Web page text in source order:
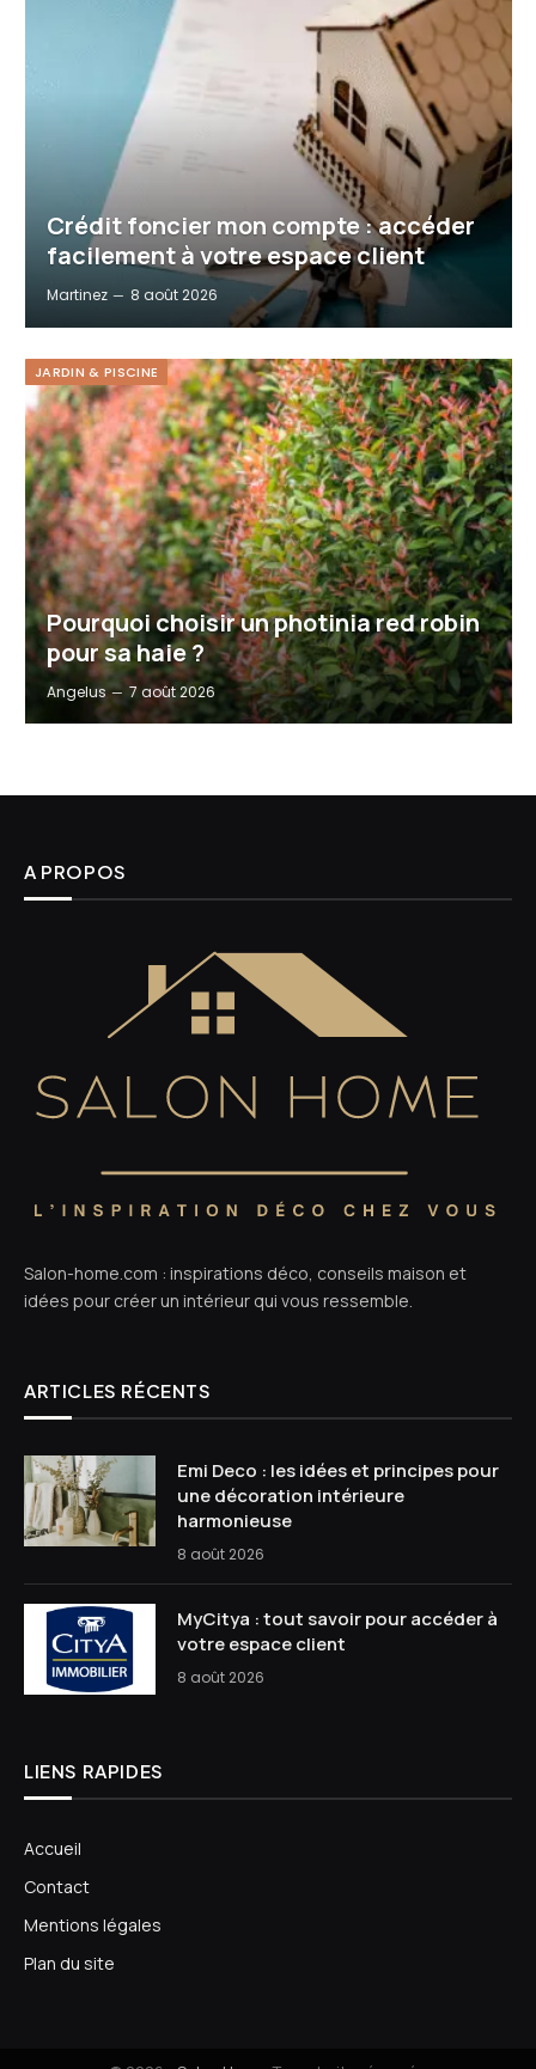
Crédit foncier mon compte : accéder
facilement à votre espace client
Martinez 8 août 2026
JARDIN & PISCINE
Pourquoi choisir un photinia red robin
pour sa haie ?
Angelus 7 août 2026
A PROPOS
Salon-home.com : inspirations déco, conseils maison et
idées pour créer un intérieur qui vous ressemble.
ARTICLES RÉCENTS
Emi Deco : les idées et principes pour
une décoration intérieure
harmonieuse
8 août 2026
MyCitya : tout savoir pour accéder à
votre espace client
8 août 2026
LIENS RAPIDES
Accueil
Contact
Mentions légales
Plan du site